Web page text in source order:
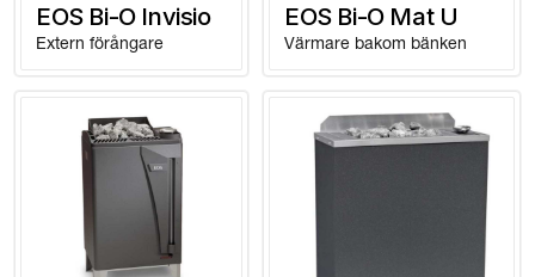
EOS Bi-O Invisio
Extern förångare
EOS Bi-O Mat U
Värmare bakom bänken